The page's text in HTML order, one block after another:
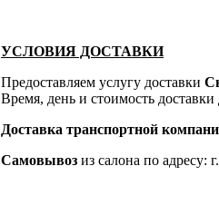
УСЛОВИЯ ДОСТАВКИ
Предоставляем услугу доставки
Время, день и стоимость
Доставка транспортной
Самовывоз из салона по адресу: